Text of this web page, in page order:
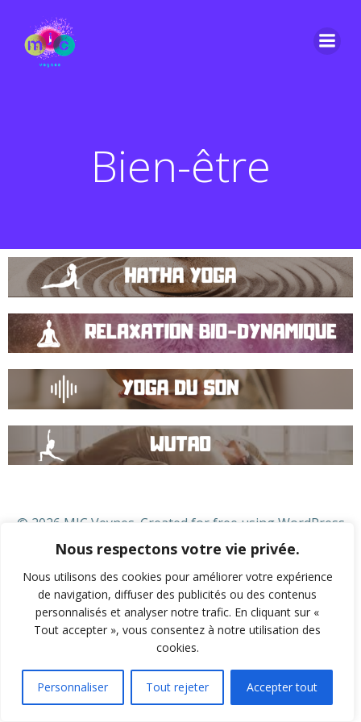
Nous respectons votre vie privée.
Nous utilisons des cookies pour améliorer votre expérience
de navigation, diffuser des publicités ou des contenus
personnalisés et analyser notre trafic. En cliquant sur «
Tout accepter », vous consentez à notre utilisation des
cookies.
Personnaliser Tout rejeter Accepter tout
Bien-être
© 2026 MJC Veynes. Created for free using WordPress
andColibri